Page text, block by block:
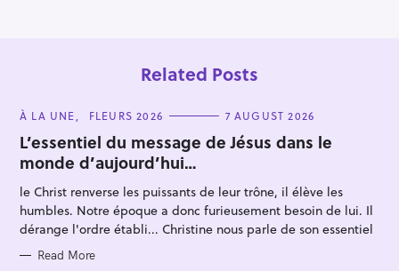
Related Posts
C
T
E
G
O
R
I
E
S
À LA UNE FLEURS 2026 7 AUGUST 2026
L’essentiel du message de Jésus dans le
monde d’aujourd’hui…
le Christ renverse les puissants de leur trône, il élève les
humbles. Notre époque a donc furieusement besoin de lui. Il
dérange l'ordre établi... Christine nous parle de son essentiel
Read More
S
e